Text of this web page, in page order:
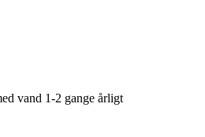
vand 1-2 gange årligt